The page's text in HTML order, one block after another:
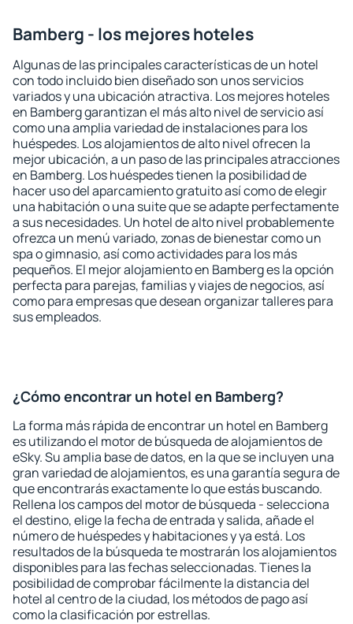
Bamberg - los mejores hoteles
Algunas de las principales características de un hotel
con todo incluido bien diseñado son unos servicios
variados y una ubicación atractiva. Los mejores hoteles
en Bamberg garantizan el más alto nivel de servicio así
como una amplia variedad de instalaciones para los
huéspedes. Los alojamientos de alto nivel ofrecen la
mejor ubicación, a un paso de las principales atracciones
en Bamberg. Los huéspedes tienen la posibilidad de
hacer uso del aparcamiento gratuito así como de elegir
una habitación o una suite que se adapte perfectamente
a sus necesidades. Un hotel de alto nivel probablemente
ofrezca un menú variado, zonas de bienestar como un
spa o gimnasio, así como actividades para los más
pequeños. El mejor alojamiento en Bamberg es la opción
perfecta para parejas, familias y viajes de negocios, así
como para empresas que desean organizar talleres para
sus empleados.
¿Cómo encontrar un hotel en Bamberg?
La forma más rápida de encontrar un hotel en Bamberg
es utilizando el motor de búsqueda de alojamientos de
eSky. Su amplia base de datos, en la que se incluyen una
gran variedad de alojamientos, es una garantía segura de
que encontrarás exactamente lo que estás buscando.
Rellena los campos del motor de búsqueda - selecciona
el destino, elige la fecha de entrada y salida, añade el
número de huéspedes y habitaciones y ya está. Los
resultados de la búsqueda te mostrarán los alojamientos
disponibles para las fechas seleccionadas. Tienes la
posibilidad de comprobar fácilmente la distancia del
hotel al centro de la ciudad, los métodos de pago así
como la clasificación por estrellas.